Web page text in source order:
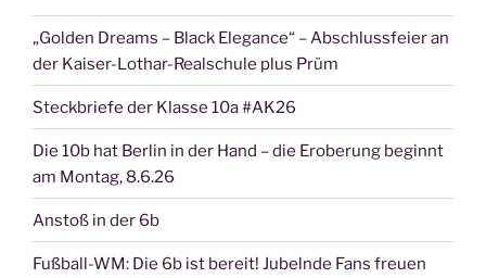
„Golden Dreams – Black Elegance“ – Abschlussfeier an
der Kaiser-Lothar-Realschule plus Prüm
Steckbriefe der Klasse 10a #AK26
Die 10b hat Berlin in der Hand – die Eroberung beginnt
am Montag, 8.6.26
Anstoß in der 6b
Fußball-WM: Die 6b ist bereit! Jubelnde Fans freuen